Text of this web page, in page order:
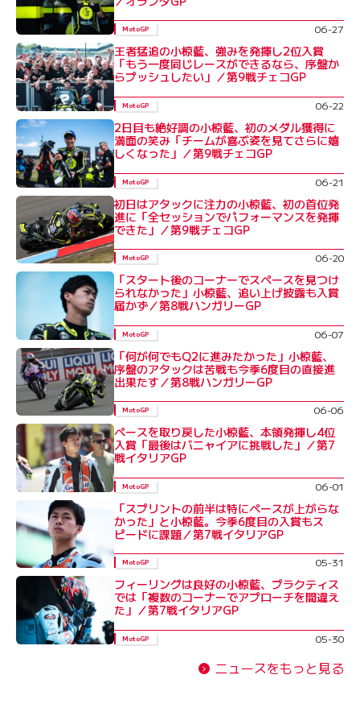
MotoGP 06-27
王者猛追の小椋藍、強みを発揮し2位入賞
「もう一度同じレースができるなら、序盤か
らプッシュしたい」／第9戦チェコGP
MotoGP 06-22
2日目も絶好調の小椋藍、初のメダル獲得に
満面の笑み「チームが喜ぶ姿を見てさらに嬉
しくなった」／第9戦チェコGP
MotoGP 06-21
初日はアタックに注力の小椋藍、初の首位発
進に「全セッションでパフォーマンスを発揮
できた」／第9戦チェコGP
MotoGP 06-20
「スタート後のコーナーでスペースを見つけ
られなかった」小椋藍、追い上げ披露も入賞
届かず／第8戦ハンガリーGP
MotoGP 06-07
「何が何でもQ2に進みたかった」小椋藍、
序盤のアタックは苦戦も今季6度目の直接進
出果たす／第8戦ハンガリーGP
MotoGP 06-06
ペースを取り戻した小椋藍、本領発揮し4位
入賞「最後はバニャイアに挑戦した」／第7
戦イタリアGP
MotoGP 06-01
「スプリントの前半は特にペースが上がらな
かった」と小椋藍。今季6度目の入賞もス
ピードに課題／第7戦イタリアGP
MotoGP 05-31
フィーリングは良好の小椋藍、プラクティス
では「複数のコーナーでアプローチを間違え
た」／第7戦イタリアGP
MotoGP 05-30
ニュースをもっと見る